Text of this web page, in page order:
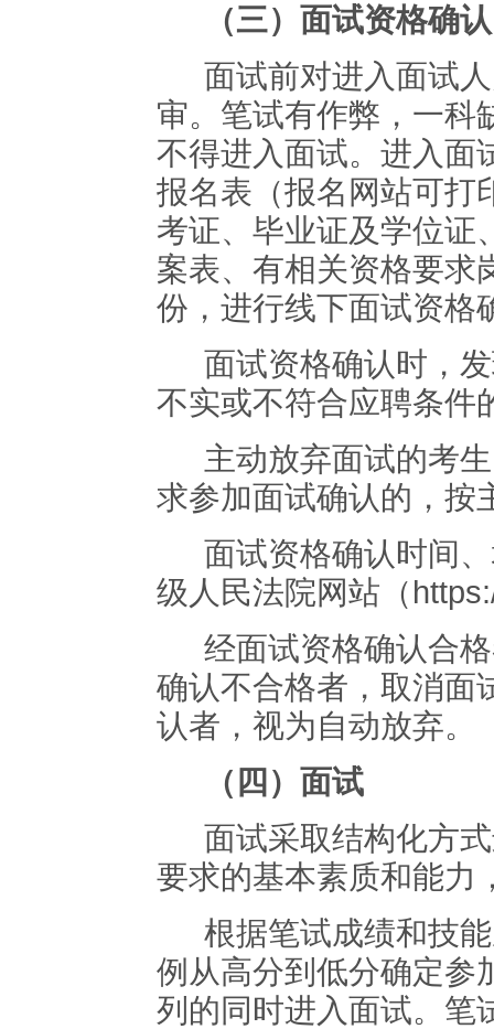
（三）面试资格确认
面试前对进入面试
审。笔试有作弊，一科
不得进入面试。进入面
报名表（报名网站可打
考证、毕业证及学位证
案表、有相关资格要求
份，进行线下面试资格
面试资格确认时，
不实或不符合应聘条件
主动放弃面试的考
求参加面试确认的，按
面试资格确认时间
级人民法院网站（
经面试资格确认合
确认不合格者，取消面
认者，视为自动放弃。
（四）面试
面试采取结构化方
要求的基本素质和能力
根据笔试成绩和技
例从高分到低分确定参
列的同时进入面试。笔